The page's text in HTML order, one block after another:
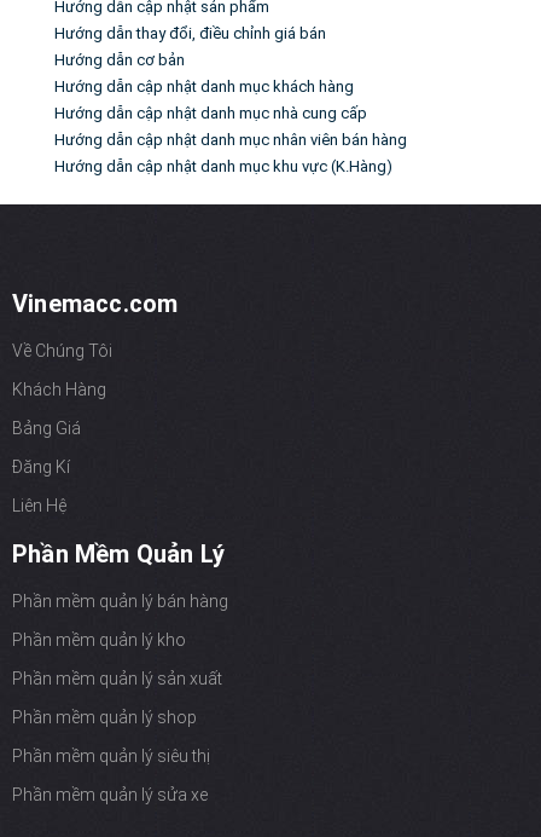
Hướng dẫn cập nhật sản phẩm
Hướng dẫn thay đổi, điều chỉnh giá bán
Hướng dẫn cơ bản
Hướng dẫn cập nhật danh mục khách hàng
Hướng dẫn cập nhật danh mục nhà cung cấp
Hướng dẫn cập nhật danh mục nhân viên bán hàng
Hướng dẫn cập nhật danh mục khu vực (K.Hàng)
Vinemacc.com
Về Chúng Tôi
Khách Hàng
Bảng Giá
Đăng Kí
Liên Hệ
Phần Mềm Quản Lý
Phần mềm quản lý bán hàng
Phần mềm quản lý kho
Phần mềm quản lý sản xuất
Phần mềm quản lý shop
Phần mềm quản lý siêu thị
Phần mềm quản lý sửa xe